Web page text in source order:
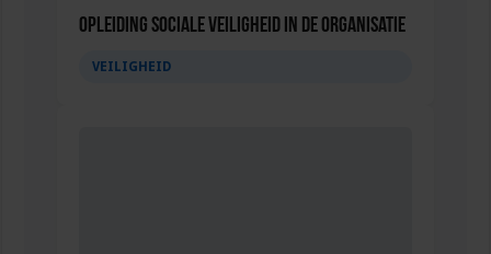
Opleiding Sociale Veiligheid in de Organisatie
VEILIGHEID